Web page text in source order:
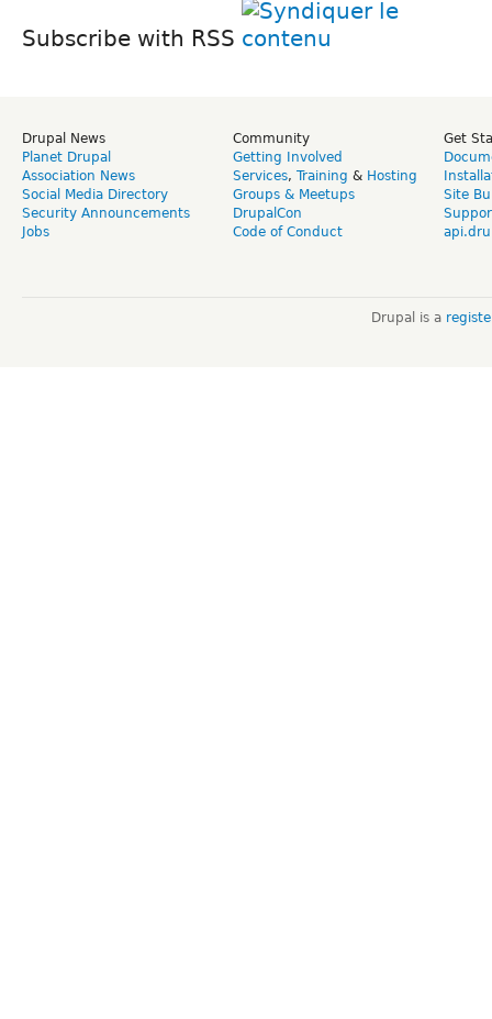
Subscribe with RSS
Drupal News
Planet Drupal
Association News
Social Media Directory
Security Announcements
Jobs
Community
Getting Involved
Services, Training & Hosting
Groups & Meetups
DrupalCon
Code of Conduct
Get
Site
Drupal is a